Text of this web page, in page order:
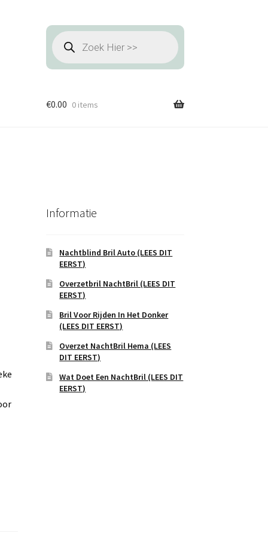
Producten
zoeken
€0.00 0 items
Informatie
Nachtblind Bril Auto (LEES DIT
EERST)
Overzetbril NachtBril (LEES DIT
EERST)
Bril Voor Rijden In Het Donker
(LEES DIT EERST)
Overzet NachtBril Hema (LEES
DIT EERST)
Wat Doet Een NachtBril (LEES DIT
EERST)